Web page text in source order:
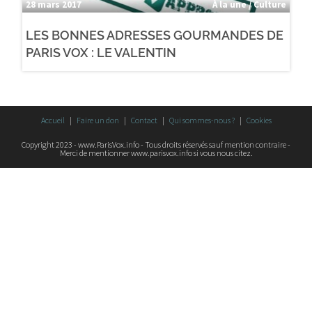
28 mars 2017 À la une / Culture
LES BONNES ADRESSES GOURMANDES DE
PARIS VOX : LE VALENTIN
Accueil Faire un don Contact Qui sommes-nous ? Cookies
Copyright 2023 - www.ParisVox.info - Tous droits réservés sauf mention contraire -
Merci de mentionner www.parisvox.info si vous nous citez.